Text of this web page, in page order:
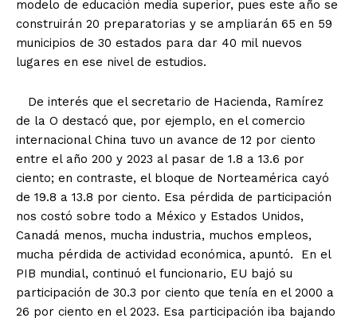
modelo de educación media superior, pues este año se
construirán 20 preparatorias y se ampliarán 65 en 59
municipios de 30 estados para dar 40 mil nuevos
lugares en ese nivel de estudios.
De interés que el secretario de Hacienda, Ramírez
de la O destacó que, por ejemplo, en el comercio
internacional China tuvo un avance de 12 por ciento
entre el año 200 y 2023 al pasar de 1.8 a 13.6 por
ciento; en contraste, el bloque de Norteamérica cayó
de 19.8 a 13.8 por ciento. Esa pérdida de participación
nos costó sobre todo a México y Estados Unidos,
Canadá menos, mucha industria, muchos empleos,
mucha pérdida de actividad económica, apuntó. En el
PIB mundial, continuó el funcionario, EU bajó su
participación de 30.3 por ciento que tenía en el 2000 a
26 por ciento en el 2023. Esa participación iba bajando